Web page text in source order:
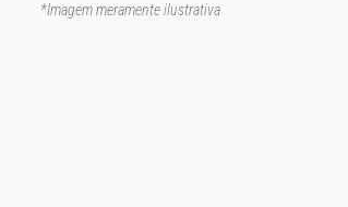
*Imagem meramente ilustrativa